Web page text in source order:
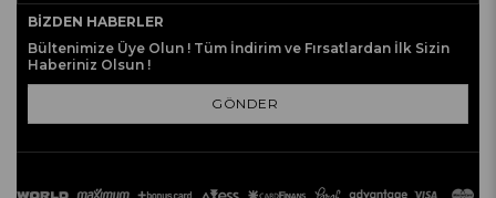
BIZDEN HABERLER
Bültenimize Üye Olun ! Tüm İndirim ve Fırsatlardan İlk Sizin
Haberiniz Olsun !
GÖNDER